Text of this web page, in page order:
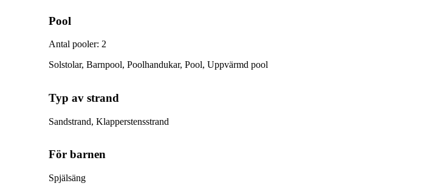
Pool
Antal pooler: 2
Solstolar, Barnpool, Poolhandukar, Pool, Uppvärmd pool
Typ av strand
Sandstrand, Klapperstensstrand
För barnen
Spjälsäng